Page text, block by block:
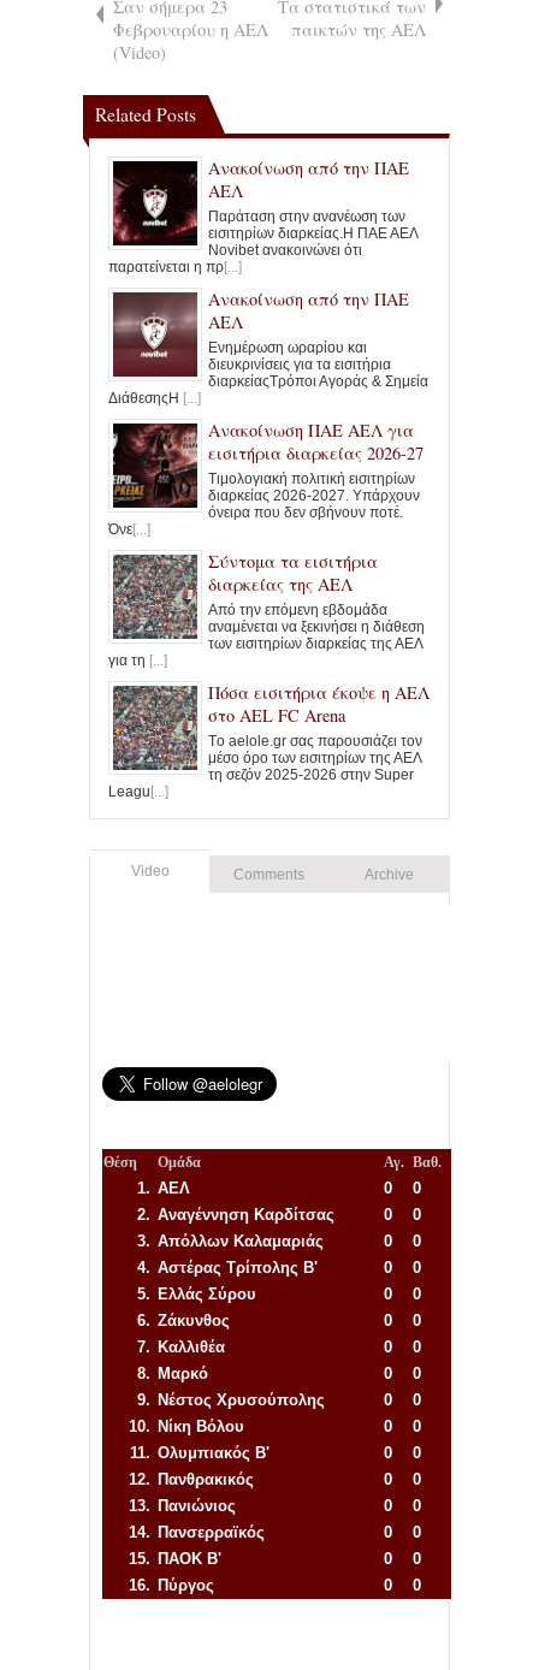
Σαν σήμερα 23
Φεβρουαρίου η ΑΕΛ
(Video)
Τα στατιστικά των
παικτών της ΑΕΛ
Related Posts
Ανακοίνωση από την ΠΑΕ
ΑΕΛ
Παράταση στην ανανέωση των
εισιτηρίων διαρκείας.Η ΠΑΕ ΑΕΛ
Novibet ανακοινώνει ότι
παρατείνεται η πρ[...]
Ανακοίνωση από την ΠΑΕ
ΑΕΛ
Ενημέρωση ωραρίου και
διευκρινίσεις για τα εισιτήρια
διαρκείαςΤρόποι Αγοράς & Σημεία
ΔιάθεσηςΗ [...]
Ανακοίνωση ΠΑΕ ΑΕΛ για
εισιτήρια διαρκείας 2026-27
Τιμολογιακή πολιτική εισιτηρίων
διαρκείας 2026-2027. Υπάρχουν
όνειρα που δεν σβήνουν ποτέ.
Όνε[...]
Σύντομα τα εισιτήρια
διαρκείας της ΑΕΛ
Από την επόμενη εβδομάδα
αναμένεται να ξεκινήσει η διάθεση
των εισιτηρίων διαρκείας της ΑΕΛ
για τη [...]
Πόσα εισιτήρια έκοψε η ΑΕΛ
στο AEL FC Arena
Tο aelole.gr σας παρουσιάζει τον
μέσο όρο των εισιτηρίων της ΑΕΛ
τη σεζόν 2025-2026 στην Super
Leagu [...]
Video Comments Archive
Θέση Ομάδα Αγ. Βαθ.
1. ΑΕΛ 0
0
2. Αναγέννηση Καρδίτσας 0
0
3. Απόλλων Καλαμαριάς 0
0
4. Αστέρας Τρίπολης Β' 0
0
5. Ελλάς Σύρου 0
0
6. Ζάκυνθος 0
0
7. Καλλιθέα 0
0
8. Μαρκό 0
0
9. Νέστος Χρυσούπολης 0
0
10. Νίκη Βόλου 0
0
11. Ολυμπιακός Β' 0
0
12. Πανθρακικός 0
0
13. Πανιώνιος 0
0
14. Πανσερραϊκός 0
0
15. ΠΑΟΚ Β' 0
0
16. Πύργος 0
0